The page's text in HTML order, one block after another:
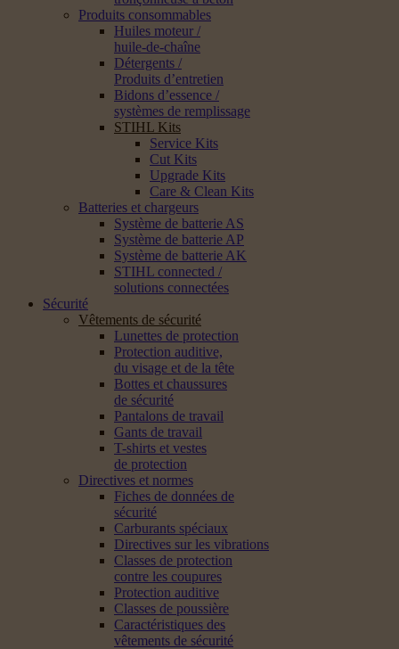
Produits consommables
Huiles moteur /
huile-de-chaîne
Détergents /
Produits d’entretien
Bidons d’essence /
systèmes de remplissage
STIHL Kits
Service Kits
Cut Kits
Upgrade Kits
Care & Clean Kits
Batteries et chargeurs
Système de batterie AS
Système de batterie AP
Système de batterie AK
STIHL connected /
solutions connectées
Sécurité
Vêtements de sécurité
Lunettes de protection
Protection auditive,
du visage et de la tête
Bottes et chaussures
de sécurité
Pantalons de travail
Gants de travail
T-shirts et vestes
de protection
Directives et normes
Fiches de données de
sécurité
Carburants spéciaux
Directives sur les vibrations
Classes de protection
contre les coupures
Protection auditive
Classes de poussière
Caractéristiques des
vêtements de sécurité